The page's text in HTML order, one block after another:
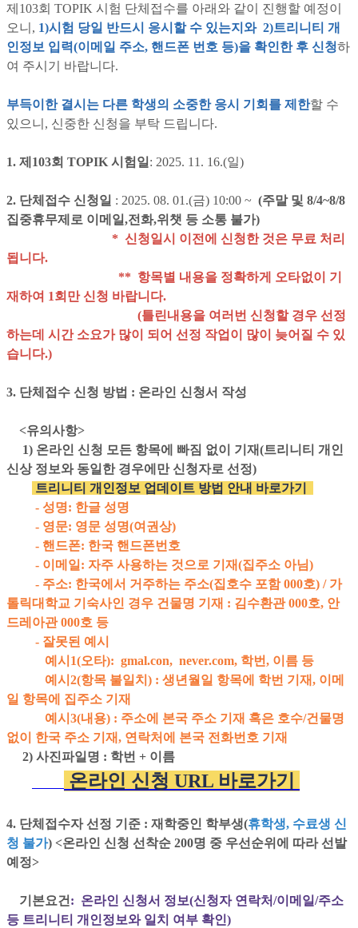
제103회 TOPIK 시험 단체접수를 아래와 같이 진행할 예정이
오니, 1)시험 당일 반드시 응시할 수 있는지와 2)트리니티 개
인정보 입력(이메일 주소, 핸드폰 번호 등)을 확인한 후 신청하
여 주시기 바랍니다.
부득이한 결시는 다른 학생의 소중한 응시 기회를 제한할 수
있으니, 신중한 신청을 부탁 드립니다.
1. 제103회 TOPIK 시험일 : 2025. 11. 16.(일)
2. 단체접수 신청일 : 2025. 08. 01.(금) 10:00 ~ (주말 및 8/4~8/8
집중휴무제로 이메일,전화,위챗 등 소통 불가)
* 신청일시 이전에 신청한 것은 무료 처리
됩니다.
** 항목별 내용을 정확하게 오타없이 기
재하여 1회만 신청 바랍니다.
(틀린내용을 여러번 신청할 경우 선정
하는데 시간 소요가 많이 되어 선정 작업이 많이 늦어질 수 있
습니다.)
3. 단체접수 신청 방법 : 온라인 신청서 작성
<유의사항>
1) 온라인 신청 모든 항목에 빠짐 없이 기재(트리니티 개인
신상 정보와 동일한 경우에만 신청자로 선정)
트리니티 개인정보 업데이트 방법 안내 바로가기
- 성명: 한글 성명
- 영문: 영문 성명(여권상)
- 핸드폰: 한국 핸드폰번호
- 이메일: 자주 사용하는 것으로 기재(집주소 아님)
- 주소: 한국에서 거주하는 주소(집호수 포함 000호) / 가
톨릭대학교 기숙사인 경우 건물명 기재 : 김수환관 000호, 안
드레아관 000호 등
- 잘못된 예시
예시1(오타): gmal.con, never.com, 학번, 이름 등
예시2(항목 불일치) : 생년월일 항목에 학번 기재, 이메
일 항목에 집주소 기재
예시3(내용) : 주소에 본국 주소 기재 혹은 호수/건물명
없이 한국 주소 기재, 연락처에 본국 전화번호 기재
2) 사진파일명 : 학번 + 이름
온라인 신청 URL 바로가기
4. 단체접수자 선정 기준 : 재학중인 학부생(휴학생, 수료생 신
청 불가) <온라인 신청 선착순 200명 중 우선순위에 따라 선발
예정>
기본요건 : 온라인 신청서 정보(신청자 연락처/이메일/주소
등 트리니티 개인정보와 일치 여부 확인)